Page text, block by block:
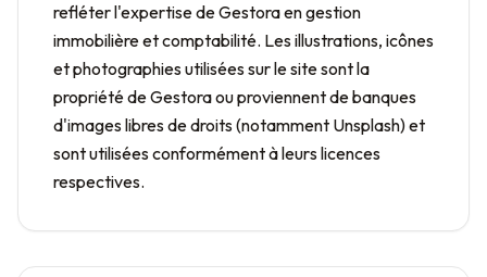
refléter l'expertise de Gestora en gestion
immobilière et comptabilité. Les illustrations, icônes
et photographies utilisées sur le site sont la
propriété de Gestora ou proviennent de banques
d'images libres de droits (notamment Unsplash) et
sont utilisées conformément à leurs licences
respectives.